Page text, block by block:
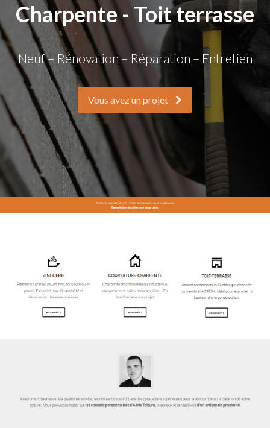
Charpente - Toit terrasse
Neuf – Rénovation – Réparation – Entretien
Vous avez un projet